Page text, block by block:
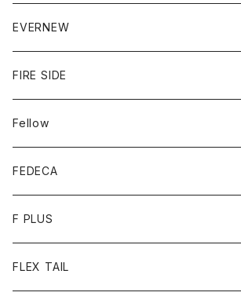
EVERNEW
FIRE SIDE
Fellow
FEDECA
F PLUS
FLEX TAIL